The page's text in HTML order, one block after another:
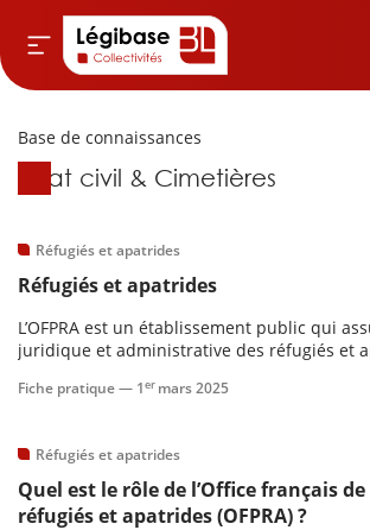
& Cimetières
& Élu local
Finances locales
publique
Base de connaissances
Base de connaissances
État civil & Cimetières
Réfugiés et apatrides
Réfugiés et apatrides
L’OFPRA est un établissement public qui
juridique et administrative des réfugiés et
de besoin, les certificats de coutume.
Fiche pratique — 1er mars 2025
Réfugiés et apatrides
Quel est le rôle de l’Office français
réfugiés et apatrides (OFPRA) ?